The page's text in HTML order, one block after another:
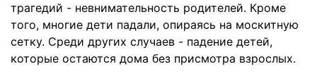
трагедий - невнимательность родителей. Кроме
того, многие дети падали, опираясь на москитную
сетку. Среди других случаев - падение детей,
которые остаются дома без присмотра взрослых.